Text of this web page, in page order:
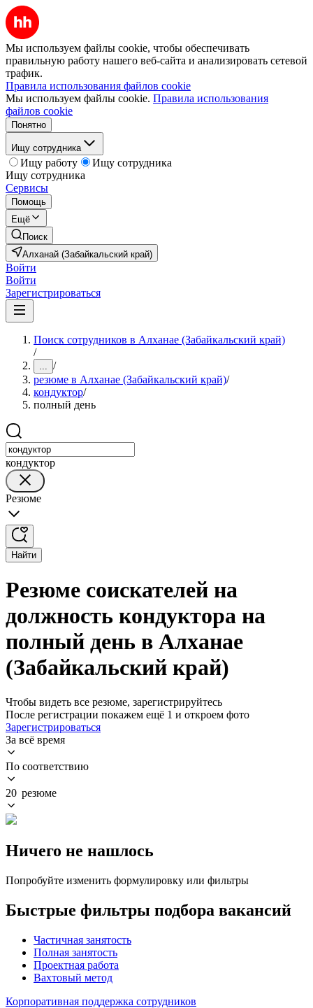
Мы используем файлы cookie, чтобы обеспечивать
правильную работу нашего веб-сайта и анализировать сетевой
трафик.
Правила использования файлов cookie
Мы используем файлы cookie. Правила использования
файлов cookie
Понятно
Ищу сотрудника
Ищу работу
Ищу сотрудника
Ищу сотрудника
Сервисы
Помощь
Ещё
Поиск
Алханай (Забайкальский край)
Войти
Войти
Зарегистрироваться
Поиск сотрудников в Алханае (Забайкальский край)
/
... /
резюме в Алханае (Забайкальский край)/
кондуктор/
полный день
кондуктор
Резюме
Найти
Резюме соискателей на
должность кондуктора на
полный день в Алханае
(Забайкальский край)
Чтобы видеть все резюме, зарегистрируйтесь
После регистрации покажем ещё 1 и откроем фото
Зарегистрироваться
За всё время
По соответствию
20 резюме
Ничего не нашлось
Попробуйте изменить формулировку или фильтры
Быстрые фильтры подбора вакансий
Частичная занятость
Полная занятость
Проектная работа
Вахтовый метод
Корпоративная поддержка сотрудников